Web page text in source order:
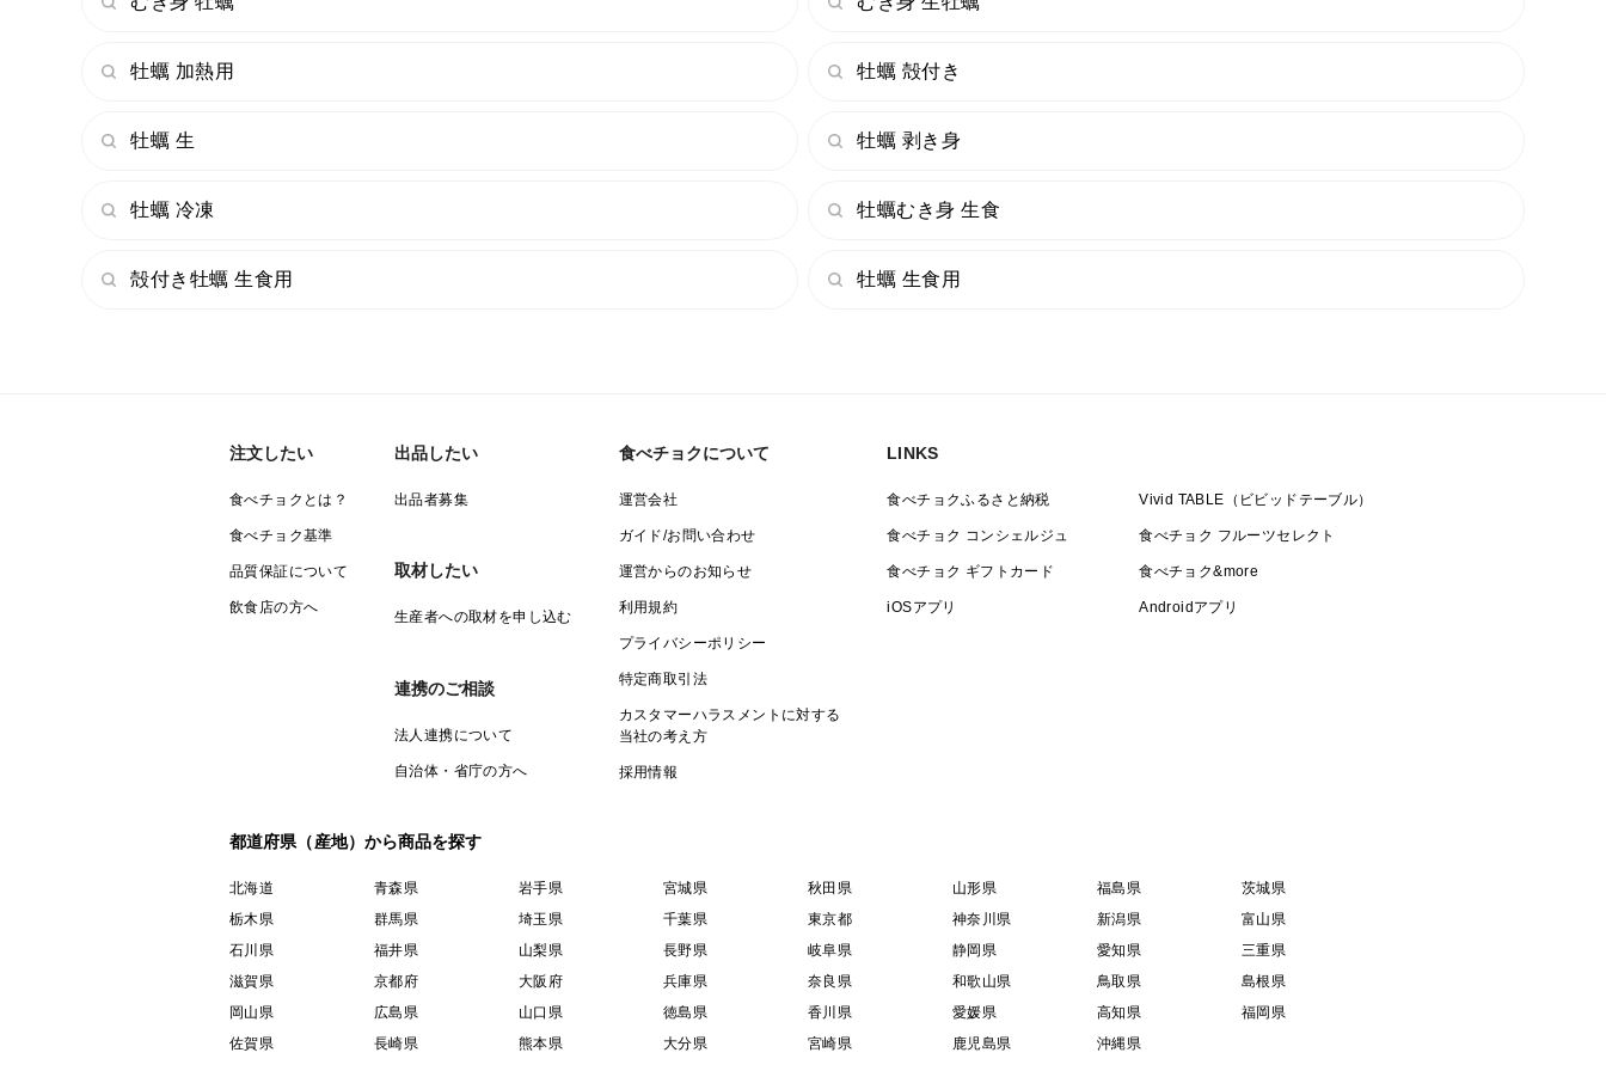
発送日を含めて４日。
✅乾燥すると身が痩せてくるので、
✅品質管理には十分注意しておりますが、生ものですので、
十分加熱してからお召し上がりください。
牡蠣 加熱用 牡蠣 殻付き
牡蠣 生 牡蠣 剥き身
牡蠣 冷凍 牡蠣むき身 生食
殻付き牡蠣 生食用 牡蠣 生食用
注文したい
食べチョクとは？
食べチョク基準
品質保証について
飲食店の方へ
出品したい
出品者募集
取材したい
生産者への取材を申し込む
連携のご相談
法人連携について
自治体・省庁の方へ
食べチョクについて
運営会社
ガイド/お問い合わせ
運営からのお知らせ
利用規約
プライバシーポリシー
特定商取引法
カスタマーハラスメントに対する
当社の考え方
採用情報
LINKS
食べチョクふるさと納税 Vivid TABLE（ビビッドテーブル）
食べチョク コンシェルジュ 食べチョク フルーツセレクト
食べチョク ギフトカード 食べチョク&more
iOSアプリ Androidアプリ
都道府県（産地）から商品を探す
北海道 青森県 岩手県 宮城県 秋田県 山形県 福島県
茨城県
栃木県
群馬県 埼玉県 千葉県 東京都 神奈川県 新潟県
富山県
石川県
福井県 山梨県 長野県 岐阜県 静岡県 愛知県
三重県
滋賀県
京都府 大阪府 兵庫県 奈良県 和歌山県 鳥取県
島根県
岡山県
広島県 山口県 徳島県 香川県 愛媛県 高知県
福岡県
佐賀県
長崎県 熊本県 大分県 宮崎県 鹿児島県 沖縄県